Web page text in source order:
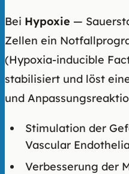
Bei Hypoxie —
Zellen ein
(Hypoxia-inducible
stabilisiert und löst
und
Stimulation der
Vascular
Verbesserung der